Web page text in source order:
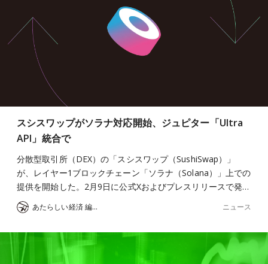
スシスワップがソラナ対応開始、ジュピター「Ultra
API」統合で
分散型取引所（DEX）の「スシスワップ（SushiSwap）」
が、レイヤー1ブロックチェーン「ソラナ（Solana）」上での
提供を開始した。2月9日に公式Xおよびプレスリリースで発…
あたらしい経済 編集部 ニュース